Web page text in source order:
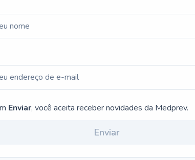
Enviar, você aceita receber novidades da Medprev.
Enviar